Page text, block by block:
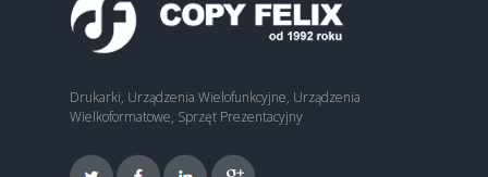
Drukarki, Urządzenia Wielofunkcyjne, Urządzenia
Wielkoformatowe, Sprzęt Prezentacyjny